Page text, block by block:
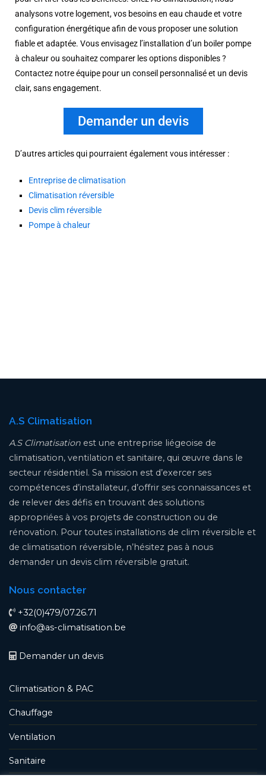
analysons votre logement, vos besoins en eau chaude et votre
configuration énergétique afin de vous proposer une solution
fiable et adaptée. Vous envisagez l’installation d’un boiler pompe
à chaleur ou souhaitez comparer les options disponibles ?
Contactez notre équipe pour un conseil personnalisé et un devis
clair, sans engagement.
Demander un devis
D’autres articles qui pourraient également vous intéresser :
Entreprise de climatisation
Climatisation réversible
Devis clim réversible
Pompe à chaleur
A.S Climatisation
A.S Climatisation est une entreprise liégeoise de
climatisation, ventilation et sanitaire, qui œuvre dans le
secteur résidentiel. Sa mission est d’exercer ses
compétences d’installateur, d’offrir ses connaissances et
de relever des défis en trouvant des solutions
appropriées à vos projets de construction ou de
rénovation. Pour toutes installations de clim réversible et
de climatisation réversible, n’hésitez pas à nous
demander un devis clim réversible gratuit.
Nous contacter
+32(0)479/07.26.71
info@as-climatisation.be
Demander un devis
Climatisation & PAC
Chauffage
Ventilation
Sanitaire